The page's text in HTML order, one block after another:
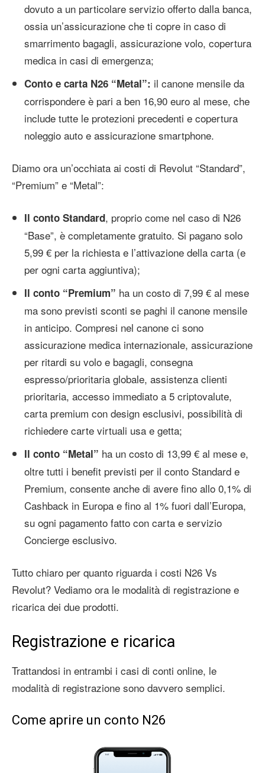
dovuto a un particolare servizio offerto dalla banca,
ossia un’assicurazione che ti copre in caso di
smarrimento bagagli, assicurazione volo, copertura
medica in casi di emergenza;
Conto e carta N26 “Metal”: il canone mensile da
corrispondere è pari a ben 16,90 euro al mese, che
include tutte le protezioni precedenti e copertura
noleggio auto e assicurazione smartphone.
Diamo ora un’occhiata ai costi di Revolut “Standard”,
“Premium” e “Metal”:
Il conto Standard, proprio come nel caso di N26
“Base”, è completamente gratuito. Si pagano solo
5,99 € per la richiesta e l’attivazione della carta (e
per ogni carta aggiuntiva);
Il conto “Premium” ha un costo di 7,99 € al mese
ma sono previsti sconti se paghi il canone mensile
in anticipo. Compresi nel canone ci sono
assicurazione medica internazionale, assicurazione
per ritardi su volo e bagagli, consegna
espresso/prioritaria globale, assistenza clienti
prioritaria, accesso immediato a 5 criptovalute,
carta premium con design esclusivi, possibilità di
richiedere carte virtuali usa e getta;
Il conto “Metal” ha un costo di 13,99 € al mese e,
oltre tutti i benefit previsti per il conto Standard e
Premium, consente anche di avere fino allo 0,1% di
Cashback in Europa e fino al 1% fuori dall’Europa,
su ogni pagamento fatto con carta e servizio
Concierge esclusivo.
Tutto chiaro per quanto riguarda i costi N26 Vs
Revolut? Vediamo ora le modalità di registrazione e
ricarica dei due prodotti.
Registrazione e ricarica
Trattandosi in entrambi i casi di conti online, le
modalità di registrazione sono davvero semplici.
Come aprire un conto N26